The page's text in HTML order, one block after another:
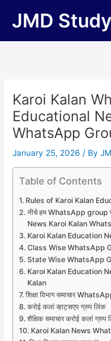
JMD Study
Karoi Kalan
Educational
WhatsApp
January 25, 2026/ By
Table of Contents
Rules of Karoi Kalan
नीचे हम WhatsApp group
News Karoi Kalan
Karoi Kalan Education
Class Wise WhatsApp
State Wise WhatsApp
Karoi Kalan Education
Kalan
शिक्षा विभाग समाचार
करोई कलां व्हाट्सएप ग्रुप लिंक
शैक्षिक समाचार करोई कलां ग्रुप
Karoi Kalan News